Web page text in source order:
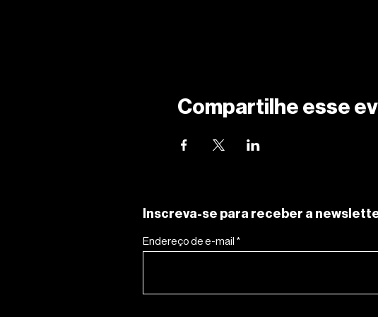
Compartilhe esse
Inscreva-se para receber a
Endereço de e-mail